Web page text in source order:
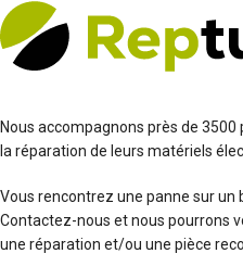
Nous accompagnons près de
la réparation de leurs matériels
Vous rencontrez une panne sur un
Contactez-nous et nous pourrons
une réparation et/ou une pièce